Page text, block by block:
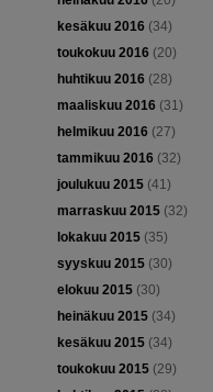
kesäkuu 2016 (34)
toukokuu 2016 (20)
huhtikuu 2016 (28)
maaliskuu 2016 (31)
helmikuu 2016 (27)
tammikuu 2016 (32)
joulukuu 2015(41)
marraskuu 2015(32)
lokakuu 2015(35)
syyskuu 2015(30)
elokuu 2015(30)
heinäkuu 2015(34)
kesäkuu 2015(34)
toukokuu 2015(29)